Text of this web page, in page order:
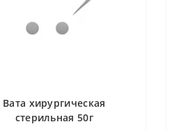
Вата хирургическая
стерильная 50г